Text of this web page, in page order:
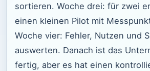
sortieren. Woche drei: für zwei
einen kleinen Pilot mit
Woche vier: Fehler, Nutzen und
auswerten. Danach ist das
fertig, aber es hat einen